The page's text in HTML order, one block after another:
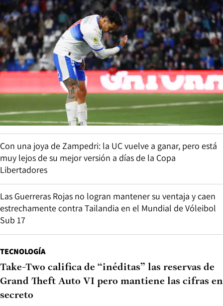
Con una joya de Zampedri: la UC vuelve a ganar, pero está
muy lejos de su mejor versión a días de la Copa
Libertadores
Las Guerreras Rojas no logran mantener su ventaja y caen
estrechamente contra Tailandia en el Mundial de Vóleibol
Sub 17
TECNOLOGÍA
Take-Two califica de “inéditas” las reservas de
Grand Theft Auto VI pero mantiene las cifras en
secreto